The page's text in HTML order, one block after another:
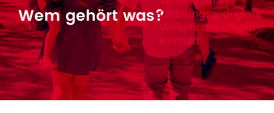
Ordnungswidrigkeit
Verkehrsstrafrecht
Kontakt
Wem gehört was?